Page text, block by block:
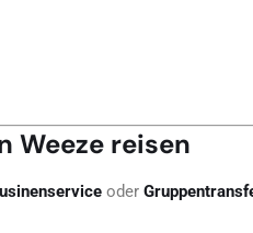
Weeze reisen
oder